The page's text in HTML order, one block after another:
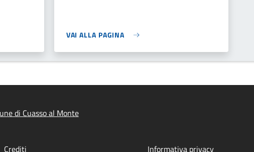
VAI ALLA PAGINA
di Cuasso al Monte
Crediti Informativa privacy